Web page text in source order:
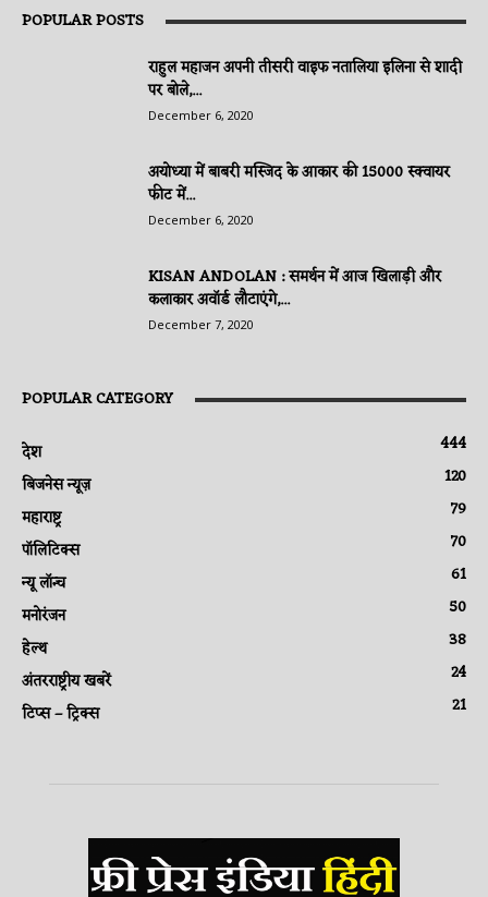
POPULAR POSTS
राहुल महाजन अपनी तीसरी वाइफ नतालिया इलिना से शादी
पर बोले,...
December 6, 2020
अयोध्या में बाबरी मस्जिद के आकार की 15000 स्क्वायर
फीट में...
December 6, 2020
KISAN ANDOLAN : समर्थन में आज खिलाड़ी और
कलाकार अवॉर्ड लौटाएंगे,...
December 7, 2020
POPULAR CATEGORY
देश
444
बिजनेस न्यूज़
120
महाराष्ट्र
79
पॉलिटिक्स
70
न्यू लॉन्च
61
मनोरंजन
50
हेल्थ
38
अंतरराष्ट्रीय खबरें
24
टिप्स – ट्रिक्स
21